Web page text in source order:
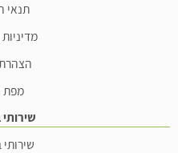
תנאי
מפת